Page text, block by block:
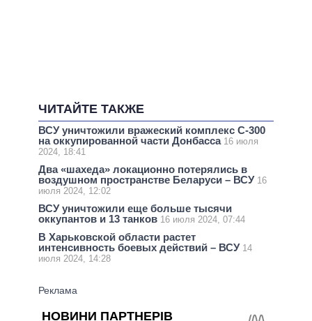
ЧИТАЙТЕ ТАКЖЕ
ВСУ уничтожили вражеский комплекс С-300
на оккупированной части Донбасса 16 июля
2024, 18:41
Два «шахеда» локационно потерялись в
воздушном пространстве Беларуси – ВСУ 16
июля 2024, 12:02
ВСУ уничтожили еще больше тысячи
оккупантов и 13 танков 16 июля 2024, 07:44
В Харьковской области растет
интенсивность боевых действий – ВСУ 14
июля 2024, 14:28